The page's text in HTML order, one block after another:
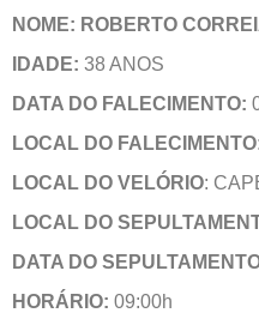
NOME: ROBERTO
IDADE: 38 ANOS
DATA DO FALECIMENTO:
LOCAL DO
LOCAL DO VELÓRIO:
LOCAL DO
DATA DO
HORÁRIO: 09:00h